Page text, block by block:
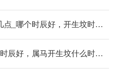
2026年2月27日开生坟吉时是几点_哪个时辰好，开生坟时辰吉时几点好
属马2026年2月1日开生坟什么时辰好，属马开生坟什么时辰好